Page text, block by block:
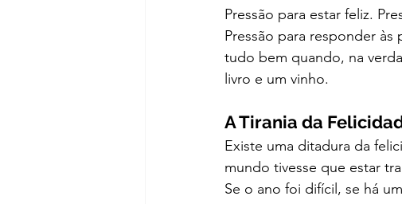
Pressão para estar feliz.
Pressão para responder
tudo bem quando, na
livro e um vinho.
A Tirania da
Existe uma ditadura da
mundo tivesse que estar
Se o ano foi difícil, se há